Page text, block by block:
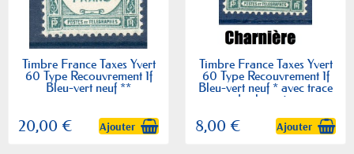
Timbre France Taxes Yvert
60 Type Recouvrement 1f
Bleu-vert neuf **
20,00 € Ajouter
Timbre France Taxes Yvert
60 Type Recouvrement 1f
Bleu-vert neuf * avec trace
de charnière
8,00 € Ajouter